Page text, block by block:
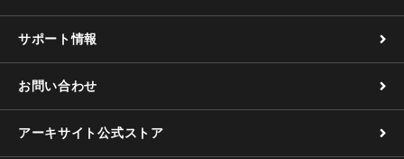
サポート情報
お問い合わせ
アーキサイト公式ストア